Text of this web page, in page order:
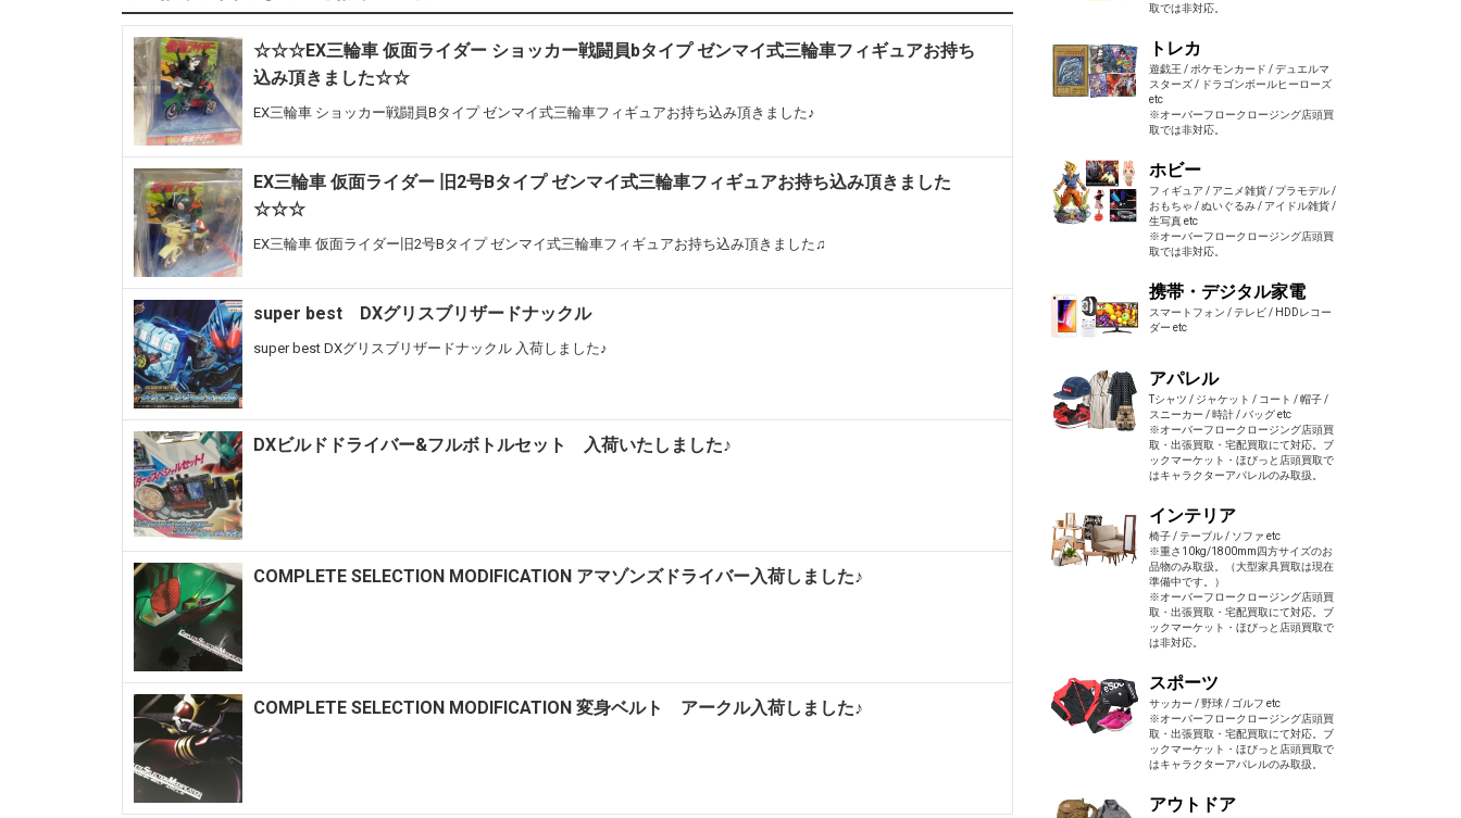
☆☆☆EX三輪車 仮面ライダー ショッカー戦闘員bタイプ ゼンマイ式三輪車フィギュアお持ち
込み頂きました☆☆
EX三輪車 ショッカー戦闘員Bタイプ ゼンマイ式三輪車フィギュアお持ち込み頂きました♪
EX三輪車 仮面ライダー 旧2号Bタイプ ゼンマイ式三輪車フィギュアお持ち込み頂きました
☆☆☆
EX三輪車 仮面ライダー旧2号Bタイプ ゼンマイ式三輪車フィギュアお持ち込み頂きました♫
super best DXグリスブリザードナックル
super best DXグリスブリザードナックル 入荷しました♪
DXビルドドライバー&フルボトルセット 入荷いたしました♪
COMPLETE SELECTION MODIFICATION アマゾンズドライバー入荷しました♪
COMPLETE SELECTION MODIFICATION 変身ベルト アークル入荷しました♪
取では非対応。
トレカ
遊戯王 / ポケモンカード / デュエルマ
スターズ / ドラゴンボールヒーローズ
etc
※オーバーフロークロージング店頭買
取では非対応。
ホビー
フィギュア / アニメ雑貨 / プラモデル /
おもちゃ / ぬいぐるみ / アイドル雑貨 /
生写真 etc
※オーバーフロークロージング店頭買
取では非対応。
携帯・デジタル家電
スマートフォン / テレビ / HDDレコー
ダー etc
アパレル
Tシャツ / ジャケット / コート / 帽子 /
スニーカー / 時計 / バッグ etc
※オーバーフロークロージング店頭買
取・出張買取・宅配買取にて対応。ブ
ックマーケット・ほびっと店頭買取で
はキャラクターアパレルのみ取扱。
インテリア
椅子 / テーブル / ソファ etc
※重さ10kg/1800mm四方サイズのお
品物のみ取扱。（大型家具買取は現在
準備中です。）
※オーバーフロークロージング店頭買
取・出張買取・宅配買取にて対応。ブ
ックマーケット・ほびっと店頭買取で
は非対応。
スポーツ
サッカー / 野球 / ゴルフ etc
※オーバーフロークロージング店頭買
取・出張買取・宅配買取にて対応。ブ
ックマーケット・ほびっと店頭買取で
はキャラクターアパレルのみ取扱。
アウトドア